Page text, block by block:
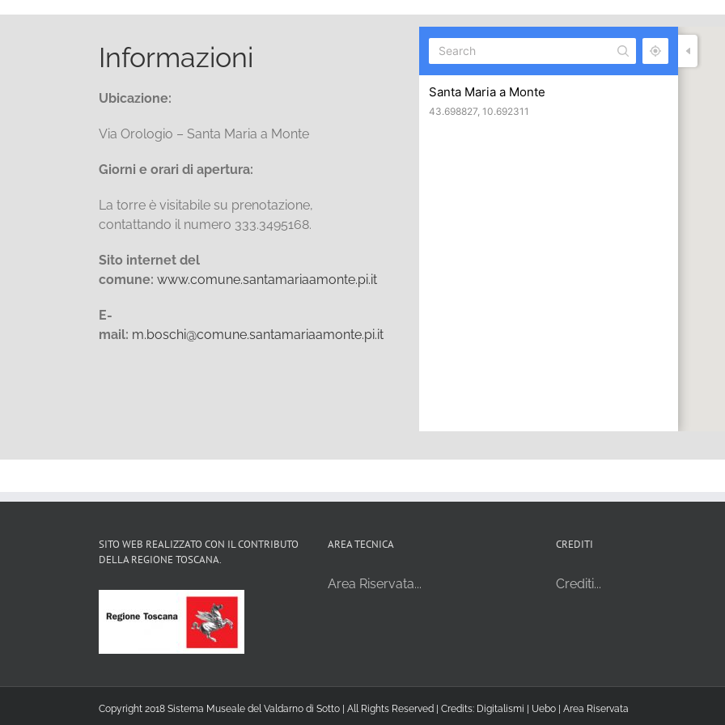
Informazioni
Ubicazione:
Via Orologio – Santa Maria a Monte
Giorni e orari di apertura:
La torre è visitabile su prenotazione,
contattando il numero 333.3495168.
Sito internet del
comune: www.comune.santamariaamonte.pi.it
E-
mail: m.boschi@comune.santamariaamonte.pi.it
Santa Maria a Monte
43.698827, 10.692311
SITO WEB REALIZZATO CON IL CONTRIBUTO
DELLA REGIONE TOSCANA.
AREA TECNICA
Area Riservata...
CREDITI
Crediti...
Copyright 2018 Sistema Museale del Valdarno di Sotto | All Rights Reserved | Credits: Digitalismi | Uebo | Area Riservata